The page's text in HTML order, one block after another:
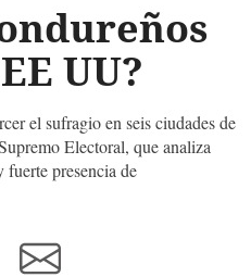
UU?
el sufragio en seis ciudades de
Electoral, que analiza
fuerte presencia de